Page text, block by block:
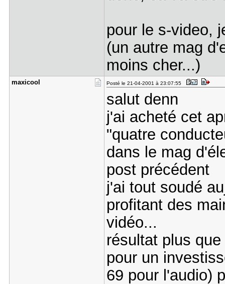
pour le s-video,
(un autre mag
moins cher...)
maxicool Posté le 21-04-2001 à 23:07:55
salut denn
j'ai acheté cet
"quatre
dans le mag
post précédent
j'ai tout soudé
profitant des
vidéo...
résultat plus
pour un
69 pour l'audio)